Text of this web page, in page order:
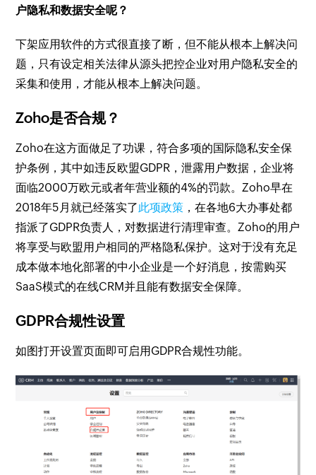
户隐私和数据安全呢？
下架应用软件的方式很直接了断，但不能从根本上解决问
题，只有设定相关法律从源头把控企业对用户隐私安全的
采集和使用，才能从根本上解决问题。
Zoho是否合规？
Zoho在这方面做足了功课，符合多项的国际隐私安全保
护条例，其中如违反欧盟GDPR，泄露用户数据，企业将
面临2000万欧元或者年营业额的4%的罚款。Zoho早在
2018年5月就已经落实了此项政策 ，在各地6大办事处都
指派了GDPR负责人，对数据进行清理审查。Zoho的用户
将享受与欧盟用户相同的严格隐私保护。这对于没有充足
成本做本地化部署的中小企业是一个好消息，按需购买
SaaS模式的在线CRM并且能有数据安全保障。
GDPR合规性设置
如图打开设置页面即可启用GDPR合规性功能。